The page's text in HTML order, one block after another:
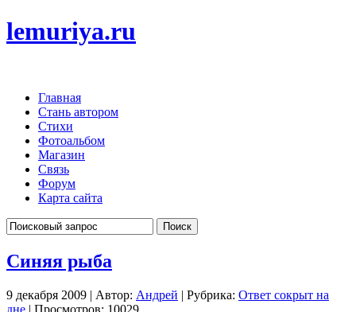
lemuriya.ru
Главная
Стань автором
Стихи
Фотоальбом
Магазин
Связь
Форум
Карта сайта
Синяя рыба
9 декабря 2009 | Автор: Андрей | Рубрика: Ответ сокрыт на
дне | Просмотров: 10029